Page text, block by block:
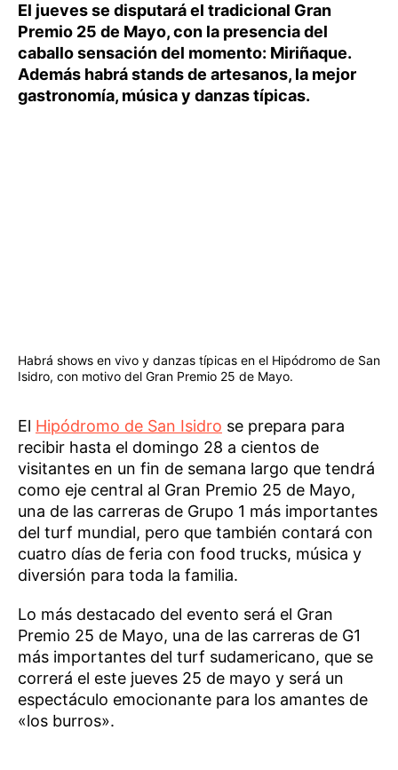
El jueves se disputará el tradicional Gran
Premio 25 de Mayo, con la presencia del
caballo sensación del momento: Miriñaque.
Además habrá stands de artesanos, la mejor
gastronomía, música y danzas típicas.
Habrá shows en vivo y danzas típicas en el Hipódromo de San
Isidro, con motivo del Gran Premio 25 de Mayo.
El Hipódromo de San Isidro se prepara para
recibir hasta el domingo 28 a cientos de
visitantes en un fin de semana largo que tendrá
como eje central al Gran Premio 25 de Mayo,
una de las carreras de Grupo 1 más importantes
del turf mundial, pero que también contará con
cuatro días de feria con food trucks, música y
diversión para toda la familia.
Lo más destacado del evento será el Gran
Premio 25 de Mayo, una de las carreras de G1
más importantes del turf sudamericano, que se
correrá el este jueves 25 de mayo y será un
espectáculo emocionante para los amantes de
«los burros».